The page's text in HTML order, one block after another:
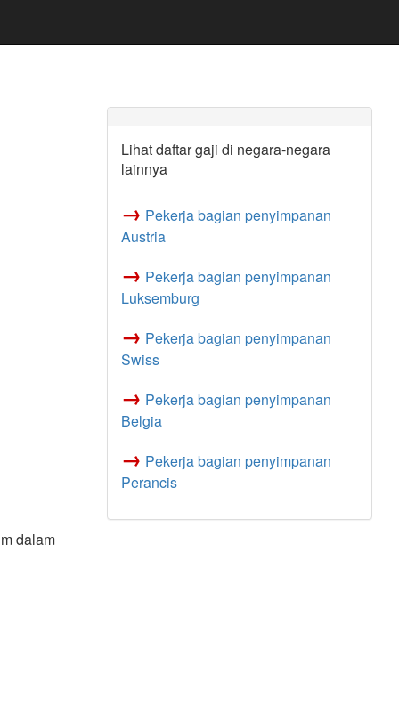
dalam
Lihat daftar gaji di negara-negara
lainnya
→ Pekerja bagian penyimpanan
Austria
→ Pekerja bagian penyimpanan
Luksemburg
→ Pekerja bagian penyimpanan
Swiss
→ Pekerja bagian penyimpanan
Belgia
→ Pekerja bagian penyimpanan
Perancis